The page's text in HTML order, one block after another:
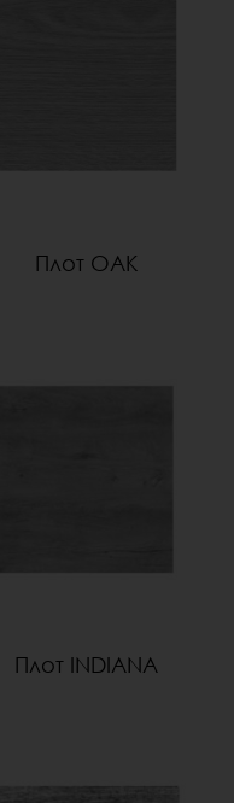
Плот OAK
Плот INDIANA